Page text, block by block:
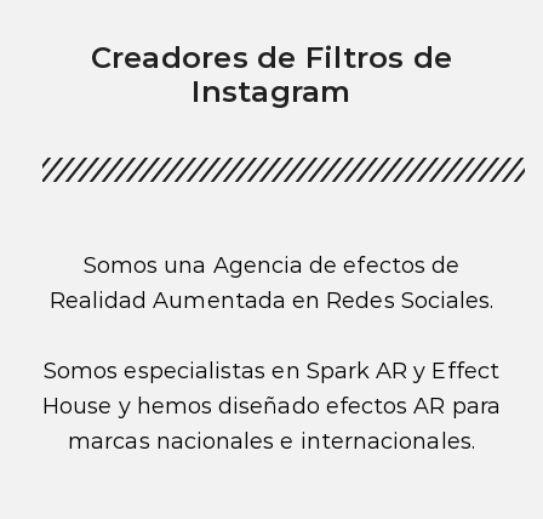
Creadores de Filtros de
Instagram
Somos una Agencia de efectos de
Realidad Aumentada en Redes Sociales.
Somos especialistas en Spark AR y Effect
House y hemos diseñado efectos AR para
marcas nacionales e internacionales.